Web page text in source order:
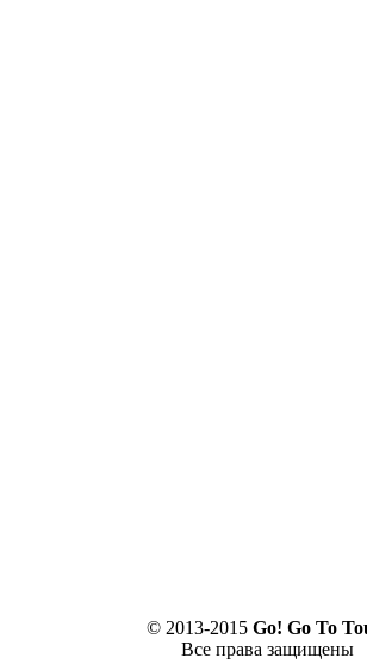
© 2013-2015 Go! Go To
Все права защищены